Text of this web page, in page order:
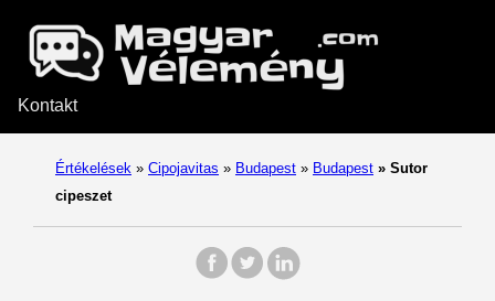
Kontakt
Értékelések » Cipojavitas » Budapest » Budapest » Sutor
cipeszet